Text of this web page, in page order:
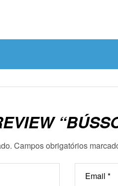
Campos obrigatórios